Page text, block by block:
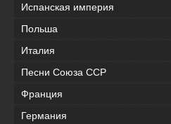
Испанская империя
Польша
Италия
Песни Союза ССР
Франция
Германия